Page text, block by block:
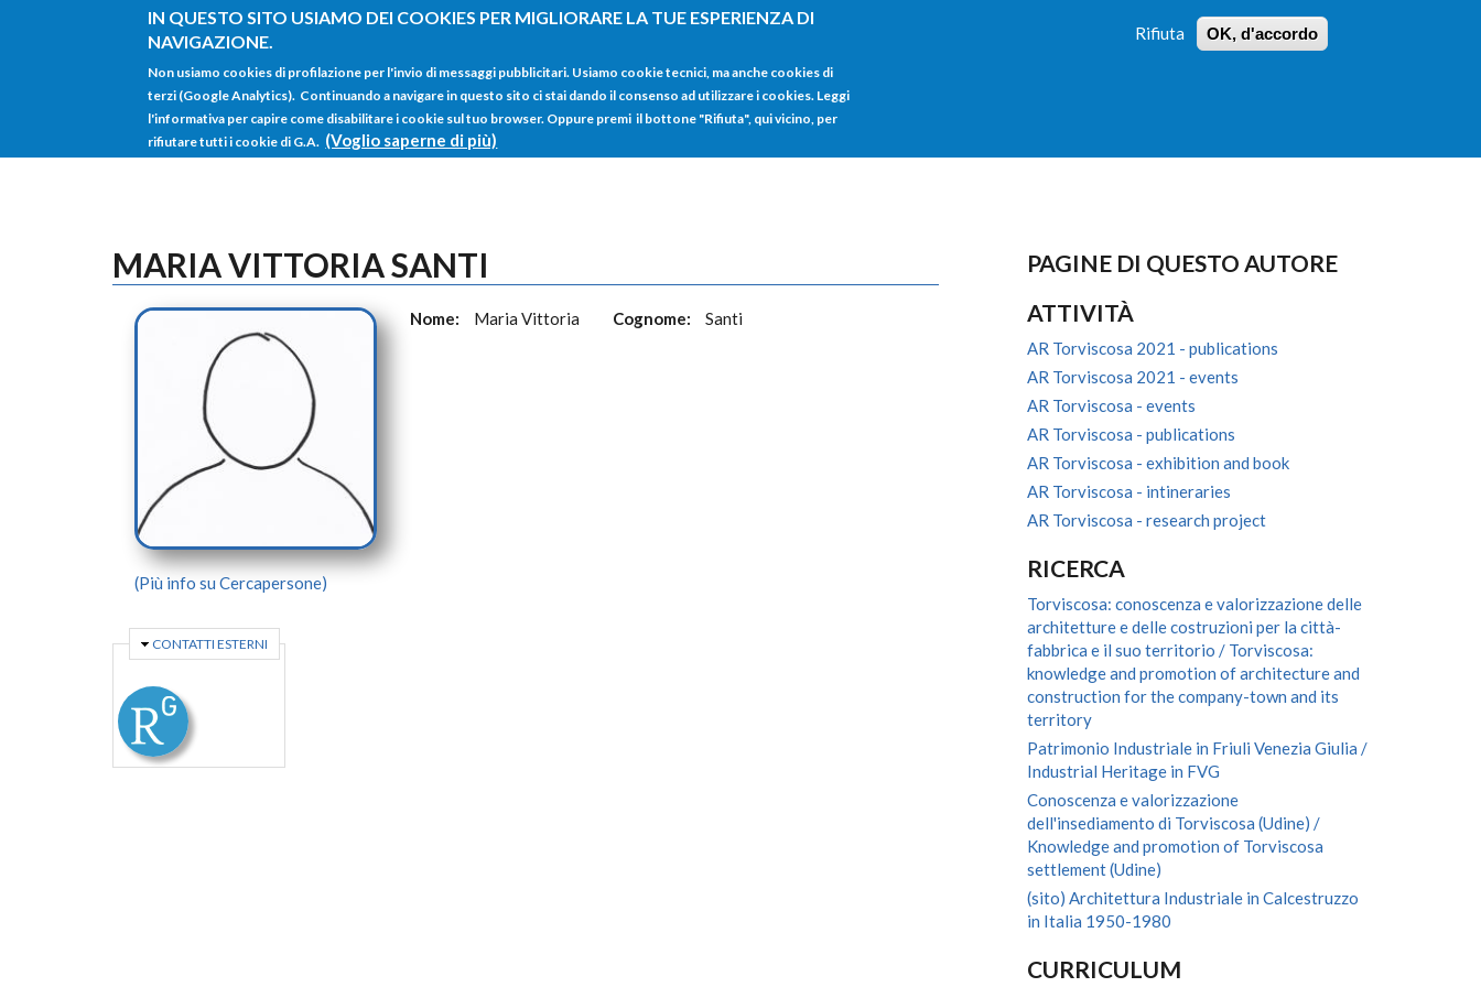
IN QUESTO SITO USIAMO DEI COOKIES PER MIGLIORARE LA TUE ESPERIENZA DI
NAVIGAZIONE.
Non usiamo cookies di profilazione per l'invio di messaggi pubblicitari. Usiamo cookie tecnici, ma anche cookies di
terzi (Google Analytics). Continuando a navigare in questo sito ci stai dando il consenso ad utilizzare i cookies. Leggi
l'informativa per capire come disabilitare i cookie sul tuo browser. Oppure premi il bottone "Rifiuta", qui vicino, per
rifiutare tutti i cookie di G.A. (Voglio saperne di più)
Rifiuta OK, d'accordo
Salta al contenuto principale
RICERCA
HOME
MARIA VITTORIA SANTI
Nome: Maria Vittoria Cognome: Santi
(Più info su Cercapersone)
NASCONDI
CONTATTI ESTERNI
PAGINE DI QUESTO AUTORE
ATTIVITÀ
AR Torviscosa 2021 - publications
AR Torviscosa 2021 - events
AR Torviscosa - events
AR Torviscosa - publications
AR Torviscosa - exhibition and book
AR Torviscosa - intineraries
AR Torviscosa - research project
RICERCA
Torviscosa: conoscenza e valorizzazione delle
architetture e delle costruzioni per la città-
fabbrica e il suo territorio / Torviscosa:
knowledge and promotion of architecture and
construction for the company-town and its
territory
Patrimonio Industriale in Friuli Venezia Giulia /
Industrial Heritage in FVG
Conoscenza e valorizzazione
dell'insediamento di Torviscosa (Udine) /
Knowledge and promotion of Torviscosa
settlement (Udine)
(sito) Architettura Industriale in Calcestruzzo
in Italia 1950-1980
CURRICULUM